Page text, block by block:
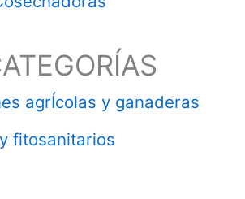
agrÍcolas y ganaderas
fitosanitarios